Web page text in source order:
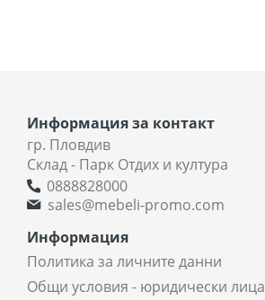
Информация за контакт
гр. Пловдив
Склад - Парк Отдих и култура
0888828000
sales@mebeli-promo.com
Информация
Политика за личните данни
Общи условия - юридически лица